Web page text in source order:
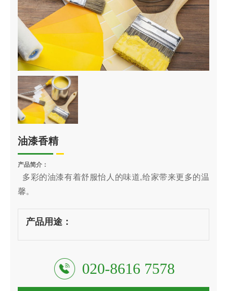
油漆香精
产品简介：
多彩的油漆有着舒服怡人的味道,给家带来更多的温
馨。
产品用途：
020-8616 7578